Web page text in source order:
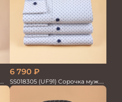
6 790 ₽
SS018305 (UF91) Сорочка муж.
GROSTYLE TRENDY